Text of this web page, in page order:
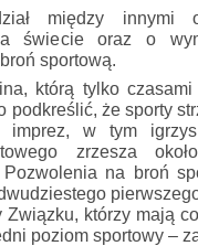
między innymi
świecie oraz o
sportową.
którą tylko
podkreślić, że sporty
imprez, w tym
zrzesza
Pozwolenia na broń
Związku, którzy mają
poziom sportowy –